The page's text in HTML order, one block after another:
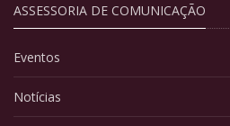
ASSESSORIA DE COMUNICAÇÃO
Eventos
Notícias